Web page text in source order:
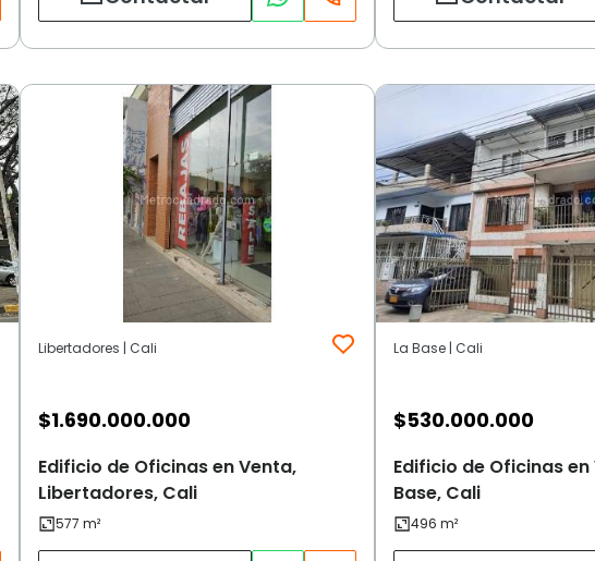
Libertadores | Cali
$1.690.000.000
Edificio de Oficinas en Venta,
Libertadores, Cali
La Base | Cali
$530.000.000
Edificio de Oficinas en
Base, Cali